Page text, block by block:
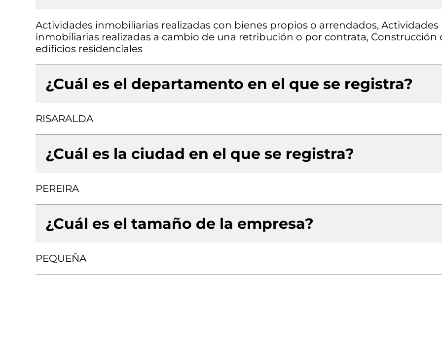
Actividades inmobiliarias realizadas con bienes propios o arrendados, Actividades
inmobiliarias realizadas a cambio de una retribución o por contrata, Construcción
edificios residenciales
¿Cuál es el departamento en el que se registra?
RISARALDA
¿Cuál es la ciudad en el que se registra?
PEREIRA
¿Cuál es el tamaño de la empresa?
PEQUEÑA